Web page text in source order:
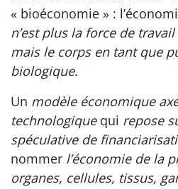
« bioéconomie » :
n’est plus la force de
mais le corps en tant que
biologique.
Un modèle économique
technologique qui repose
spéculative de
nommer l’économie de la
organes, cellules, tissus,